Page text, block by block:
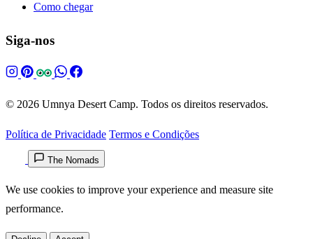
Como chegar
Siga-nos
© 2026 Umnya Desert Camp. Todos os direitos reservados.
Política de Privacidade Termos e Condições
The Nomads
We use cookies to improve your experience and measure site
performance.